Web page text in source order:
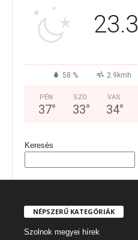
23.3
58 % 2.9kmh
PÉN
37°
SZO
33°
VAS
34°
Keresés
NÉPSZERŰ KATEGÓRIÁK
Szolnok megyei hírek